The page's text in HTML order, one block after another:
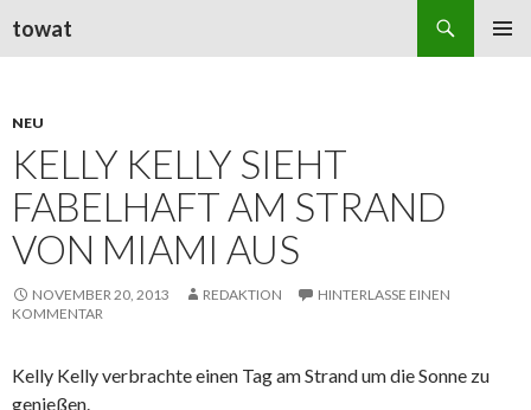
towat
NEU
KELLY KELLY SIEHT
FABELHAFT AM STRAND
VON MIAMI AUS
NOVEMBER 20, 2013 REDAKTION
HINTERLASSE EINEN
KOMMENTAR
Kelly Kelly verbrachte einen Tag am Strand um die Sonne zu
genießen.